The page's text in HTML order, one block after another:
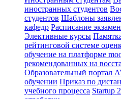
иностранных студентов
студентов Шаблоны
кафедр Расписание
Элективные курсы
рейтинговой системе
обучение на платформе
рекомендованных на
Образовательный портал
обучении Приказ по
учебного процесса Startup